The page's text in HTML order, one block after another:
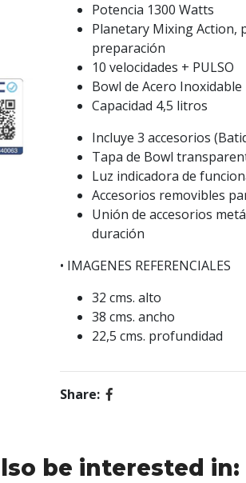
Potencia 1300 Watts
Planetary Mixing Action,
preparación
10 velocidades + PULSO
Bowl de Acero Inoxidable
Capacidad 4,5 litros
Incluye 3 accesorios
Tapa de Bowl
Luz indicadora de
Accesorios removibles
Unión de accesorios
duración
• IMAGENES REFERENCIALES
32 cms. alto
38 cms. ancho
22,5 cms. profundidad
Share:
be interested in: